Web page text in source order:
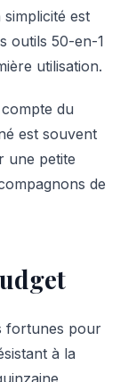
est
outils 50-en-1
utilisation.
du
est souvent
une petite
de
fortunes pour
à la